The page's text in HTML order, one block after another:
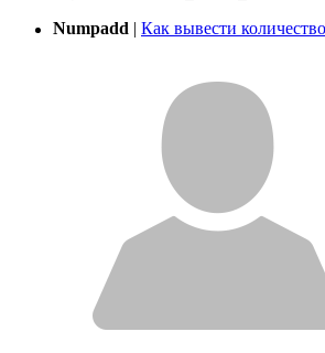
Numpadd Как вывести